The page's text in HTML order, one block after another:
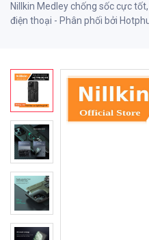
Nillkin Medley chống sốc cực
điện thoại - Phân phối bởi